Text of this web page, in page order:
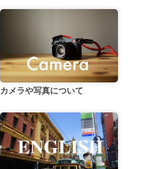
カメラや写真について